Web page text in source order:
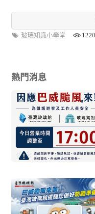
玻璃知識小學堂
熱門消息